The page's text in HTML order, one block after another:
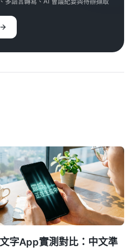
字App實測對比：中文準